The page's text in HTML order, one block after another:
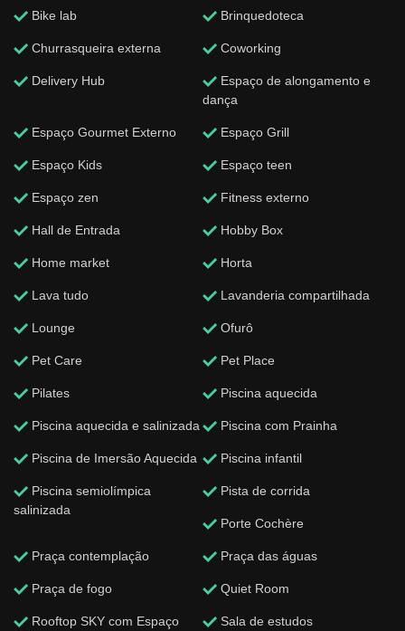
Bike lab Brinquedoteca
Churrasqueira externa Coworking
Delivery Hub
Espaço de alongamento e
dança
Espaço Gourmet Externo Espaço Grill
Espaço Kids Espaço teen
Espaço zen Fitness externo
Hall de Entrada Hobby Box
Home market Horta
Lava tudo Lavanderia compartilhada
Lounge Ofurô
Pet Care Pet Place
Pilates Piscina aquecida
Piscina aquecida e salinizada Piscina com Prainha
Piscina de Imersão Aquecida Piscina infantil
Piscina semiolímpica
salinizada
Pista de corrida
Porte Cochère
Praça contemplação Praça das águas
Praça de fogo Quiet Room
Rooftop SKY com Espaço
Sala de estudos